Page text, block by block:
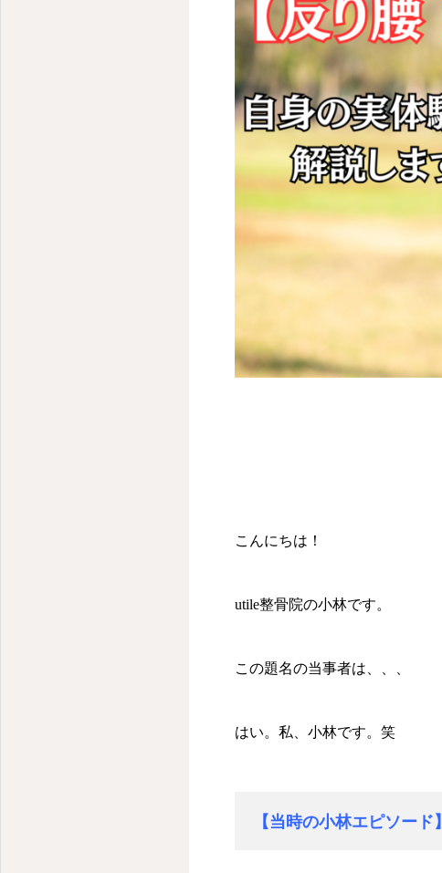
こんにちは！
utile整骨院の小林です。
この題名の当事者は、、、
はい。私、小林です。笑
【当時の小林エピソード】